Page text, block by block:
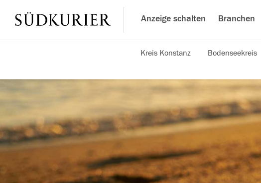
Anzeige schalten Branchen
Kreis Konstanz Bodenseekreis